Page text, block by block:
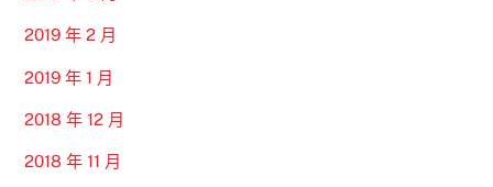
2019 年 2 月
2019 年 1 月
2018 年 12 月
2018 年 11 月